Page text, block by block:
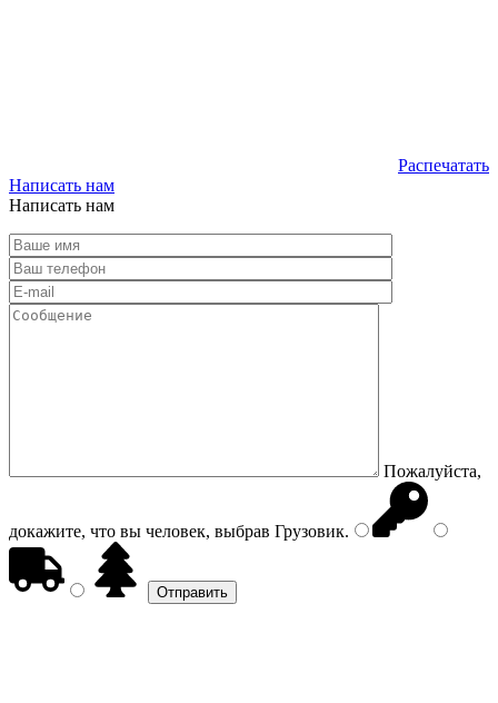
Распечатать
Написать нам
Написать нам
Пожалуйста,
докажите, что вы человек, выбрав Грузовик.